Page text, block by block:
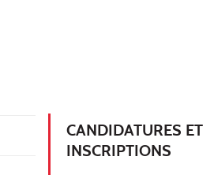
CANDIDATURES ET
INSCRIPTIONS